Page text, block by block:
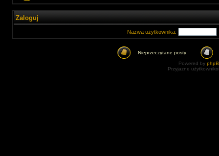
Zaloguj
Nazwa użytkownika:
Nieprzeczytane posty
Powered by
Przyjazne